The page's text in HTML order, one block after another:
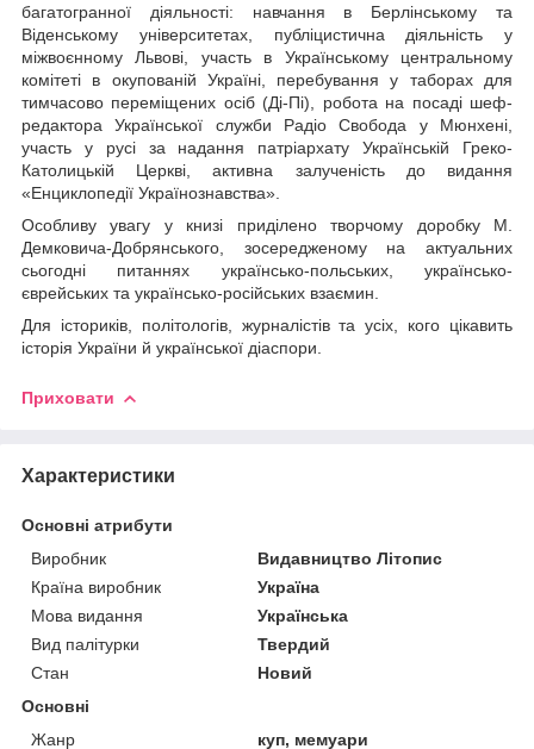
багатогранної діяльності: навчання в Берлінському та
Віденському університетах, публіцистична діяльність у
міжвоєнному Львові, участь в Українському центральному
комітеті в окупованій Україні, перебування у таборах для
тимчасово переміщених осіб (Ді-Пі), робота на посаді шеф-
редактора Української служби Радіо Свобода у Мюнхені,
участь у русі за надання патріархату Українській Греко-
Католицькій Церкві, активна залученість до видання
«Енциклопедії Українознавства».
Особливу увагу у книзі приділено творчому доробку М.
Демковича-Добрянського, зосередженому на актуальних
сьогодні питаннях українсько-польських, українсько-
єврейських та українсько-російських взаємин.
Для істориків, політологів, журналістів та усіх, кого цікавить
історія України й української діаспори.
Приховати
Характеристики
Основні атрибути
Виробник
Видавництво Літопис
Країна виробник
Україна
Мова видання
Українська
Вид палітурки
Твердий
Стан
Новий
Основні
Жанр
куп, мемуари